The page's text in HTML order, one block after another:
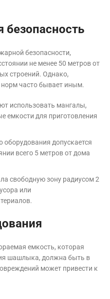
безопасности,
не менее 50 метров от
строений. Однако,
норм часто бывает иным.
использовать мангалы,
емкости для приготовления
оборудования допускается
всего 5 метров от дома
свободную зону радиусом 2
или
емкость, которая
шашлыка, должна быть в
может привести к